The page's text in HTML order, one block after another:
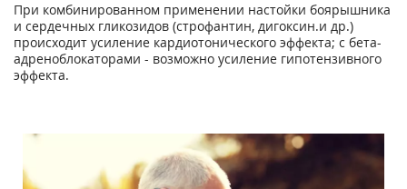
При комбинированном применении настойки боярышника
и сердечных гликозидов (строфантин, дигоксин.и др.)
происходит усиление кардиотонического эффекта; с бета-
адреноблокаторами - возможно усиление гипотензивного
эффекта.